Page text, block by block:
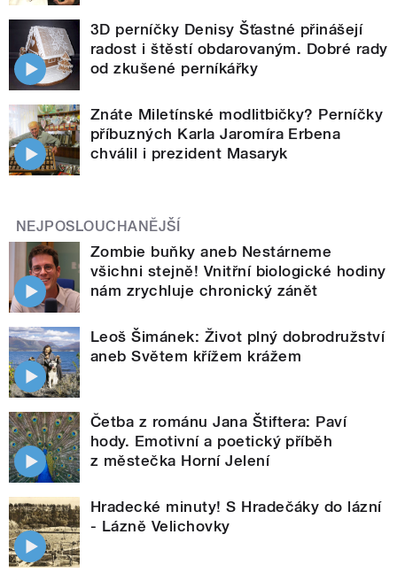
3D perníčky Denisy Šťastné přinášejí
radost i štěstí obdarovaným. Dobré rady
od zkušené perníkářky
Znáte Miletínské modlitbičky? Perníčky
příbuzných Karla Jaromíra Erbena
chválil i prezident Masaryk
NEJPOSLOUCHANĚJŠÍ
Zombie buňky aneb Nestárneme
všichni stejně! Vnitřní biologické hodiny
nám zrychluje chronický zánět
Leoš Šimánek: Život plný dobrodružství
aneb Světem křížem krážem
Četba z románu Jana Štiftera: Paví
hody. Emotivní a poetický příběh
z městečka Horní Jelení
Hradecké minuty! S Hradečáky do lázní
- Lázně Velichovky